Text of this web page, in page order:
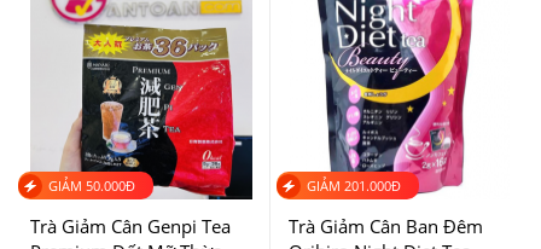
Như Thế Nào Để Hiệu Quả?
-Cho một túi trà vào ấm trà, đun nước sôi cho vào trong
vòng 30-60 giây rồi sử dụng, sau đó có thể pha lần 2 tùy
thích.
-Hoặc cho một túi trà vào nước nóng sôi khoảng 1 lít,
đun sôi với lửa nhỏ trong khoảng 5 phút. Đến khi trà ra
GIẢM 50.000Đ
Trà Giảm Cân Genpi Tea
GIẢM 201.000Đ
Trà Giảm Cân Ban Đêm